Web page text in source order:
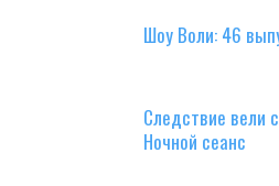
Шоу Воли: 46
Следствие вели
Ночной сеанс